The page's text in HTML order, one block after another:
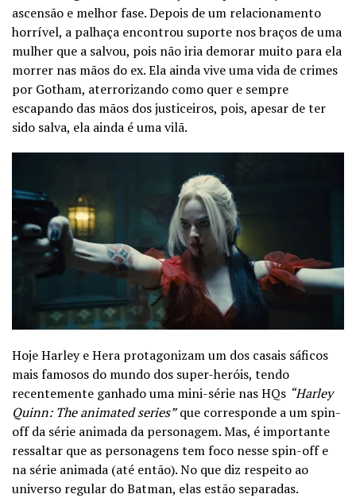
ascensão e melhor fase. Depois de um relacionamento
horrível, a palhaça encontrou suporte nos braços de uma
mulher que a salvou, pois não iria demorar muito para ela
morrer nas mãos do ex. Ela ainda vive uma vida de crimes
por Gotham, aterrorizando como quer e sempre
escapando das mãos dos justiceiros, pois, apesar de ter
sido salva, ela ainda é uma vilã.
Hoje Harley e Hera protagonizam um dos casais sáficos
mais famosos do mundo dos super-heróis, tendo
recentemente ganhado uma mini-série nas HQs “Harley
Quinn: The animated series”que corresponde a um spin-
off da série animada da personagem. Mas, é importante
ressaltar que as personagens tem foco nesse spin-off e
na série animada (até então). No que diz respeito ao
universo regular do Batman, elas estão separadas.